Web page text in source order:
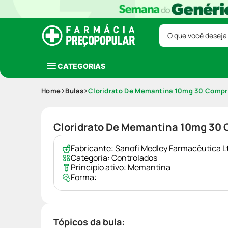
O que você
CATEGORIAS
Home Bulas Cloridrato De Memantina 10mg 30
Cloridrato De Memantina 10mg 30
Fabricante:Sanofi Medley Farmacêutica
Categoria:Controlados
Princípio ativo: Memantina
Forma:
Tópicos da bula: